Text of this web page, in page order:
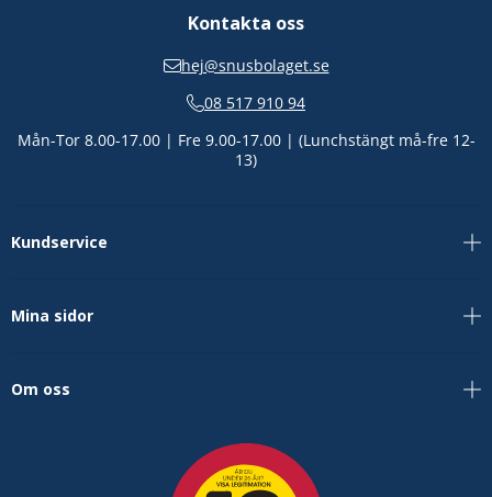
Kontakta oss
hej@snusbolaget.se
08 517 910 94
Mån-Tor 8.00-17.00 | Fre 9.00-17.00 | (Lunchstängt må-fre 12-
13)
Kundservice
Mina sidor
Om oss